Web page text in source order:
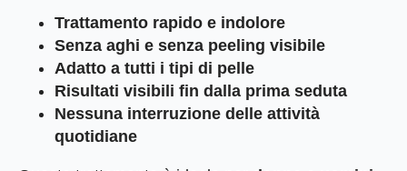
Trattamento rapido e indolore
Senza aghi e senza peeling visibile
Adatto a tutti i tipi di pelle
Risultati visibili fin dalla prima seduta
Nessuna interruzione delle attività
quotidiane